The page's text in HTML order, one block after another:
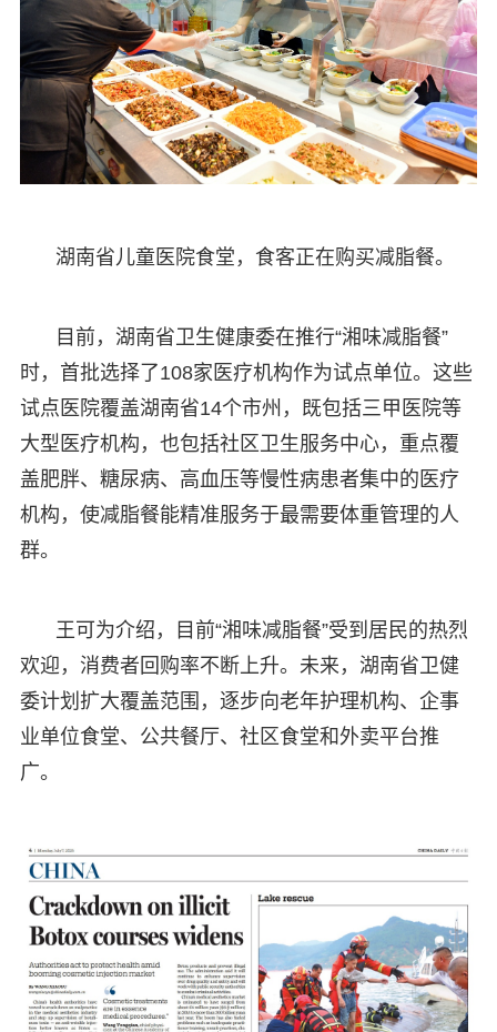
湖南省儿童医院食堂，食客正在购买减脂餐。
目前，湖南省卫生健康委在推行“湘味减脂餐”
时，首批选择了108家医疗机构作为试点单位。这些
试点医院覆盖湖南省14个市州，既包括三甲医院等
大型医疗机构，也包括社区卫生服务中心，重点覆
盖肥胖、糖尿病、高血压等慢性病患者集中的医疗
机构，使减脂餐能精准服务于最需要体重管理的人
群。
王可为介绍，目前“湘味减脂餐”受到居民的热烈
欢迎，消费者回购率不断上升。未来，湖南省卫健
委计划扩大覆盖范围，逐步向老年护理机构、企事
业单位食堂、公共餐厅、社区食堂和外卖平台推
广。